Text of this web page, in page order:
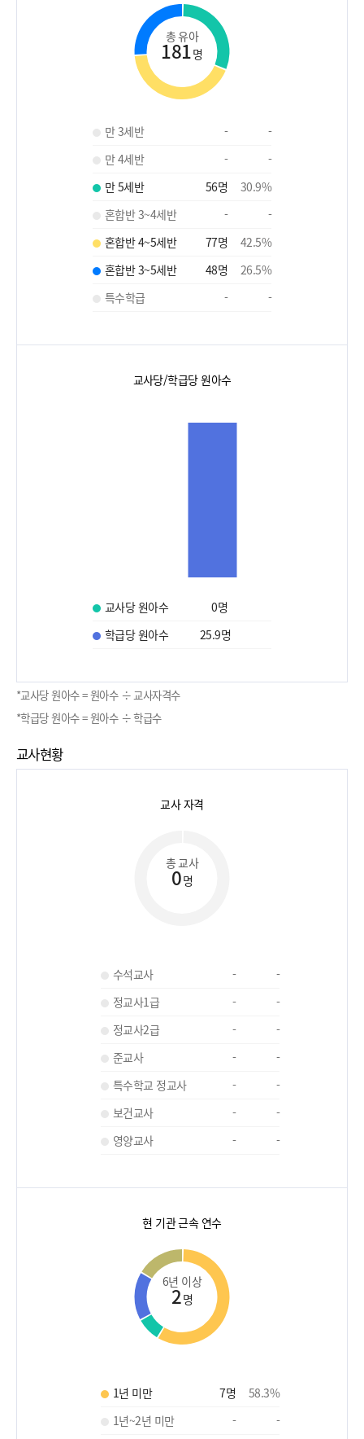
총 유아
181명
만 3세반 -
-
만 4세반
-
-
만 5세반
56명 30.9%
혼합반 3~4세반
-
-
혼합반 4~5세반
77명 42.5%
혼합반 3~5세반
48명 26.5%
특수학급
- -
교사당/학급당 원아수
교사당 원아수 0명
학급당 원아수
25.9명
*교사당 원아수 = 원아수 ÷ 교사자격수
*학급당 원아수 = 원아수 ÷ 학급수
교사현황
교사 자격
총 교사
0명
수석교사 -
-
정교사1급
-
-
정교사2급
-
-
준교사
-
-
특수학교 정교사
-
-
보건교사
-
-
영양교사
- -
현 기관 근속 연수
6년 이상
2명
1년 미만 7명 58.3%
1년~2년 미만
-
-